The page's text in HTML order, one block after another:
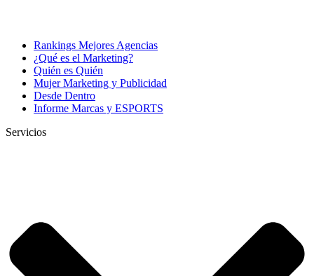
Rankings Mejores Agencias
¿Qué es el Marketing?
Quién es Quién
Mujer Marketing y Publicidad
Desde Dentro
Informe Marcas y ESPORTS
Servicios